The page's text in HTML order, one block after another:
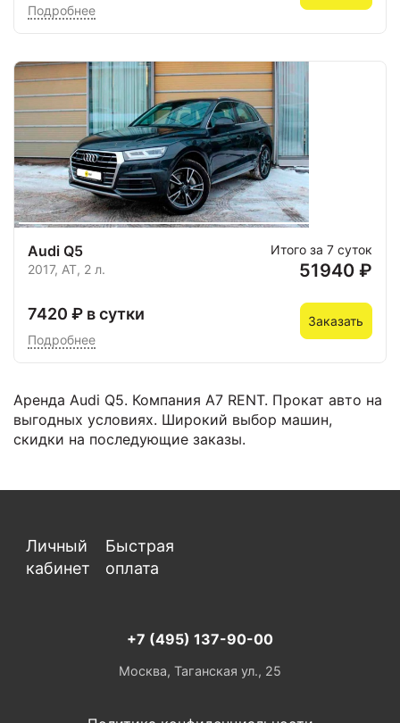
Подробнее
Audi Q5
2017, AT, 2 л.
Итого за 7 суток
51940 ₽
7420 ₽ в сутки
Подробнее
Заказать
Аренда Audi Q5. Компания А7 RENT. Прокат авто на
выгодных условиях. Широкий выбор машин,
скидки на последующие заказы.
Личный
кабинет
Быстрая
оплата
+7 (495) 137-90-00
Москва, Таганская ул., 25